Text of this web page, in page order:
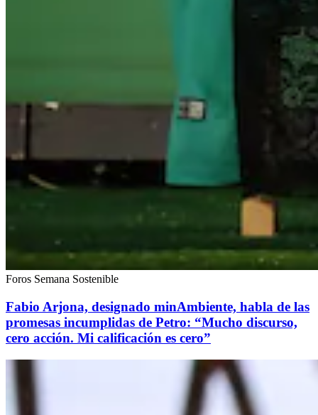
Foros Semana Sostenible
Fabio Arjona, designado minAmbiente, habla de las
promesas incumplidas de Petro: “Mucho discurso,
cero acción. Mi calificación es cero”